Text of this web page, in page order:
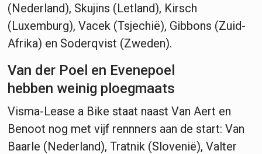
(Nederland), Skujins (Letland), Kirsch
(Luxemburg), Vacek (Tsjechië), Gibbons (Zuid-
Afrika) en Soderqvist (Zweden).
Van der Poel en Evenepoel
hebben weinig ploegmaats
Visma-Lease a Bike staat naast Van Aert en
Benoot nog met vijf rennners aan de start: Van
Baarle (Nederland), Tratnik (Slovenië), Valter